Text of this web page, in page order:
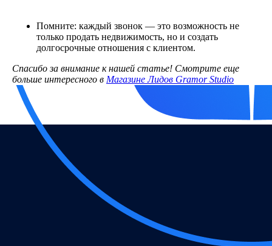
Помните: каждый звонок — это возможность не
только продать недвижимость, но и создать
долгосрочные отношения с клиентом.
Спасибо за внимание к нашей статье! Смотрите еще
больше интересного в Магазине Лидов Gramor Studio